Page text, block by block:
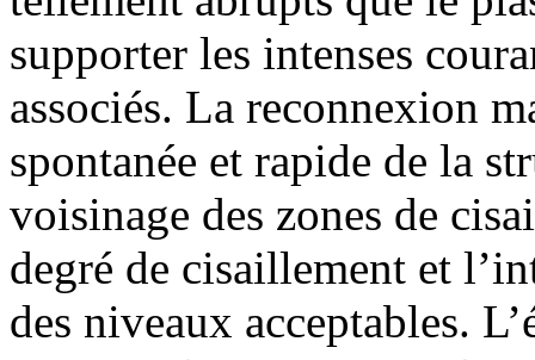
supporter les intenses
associés. La reconnexion
spontanée et rapide de la
voisinage des zones de
degré de cisaillement et
des niveaux acceptables.